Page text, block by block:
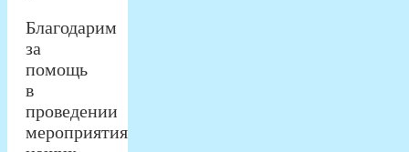
Благодарим
за
помощь
в
проведении
мероприятия